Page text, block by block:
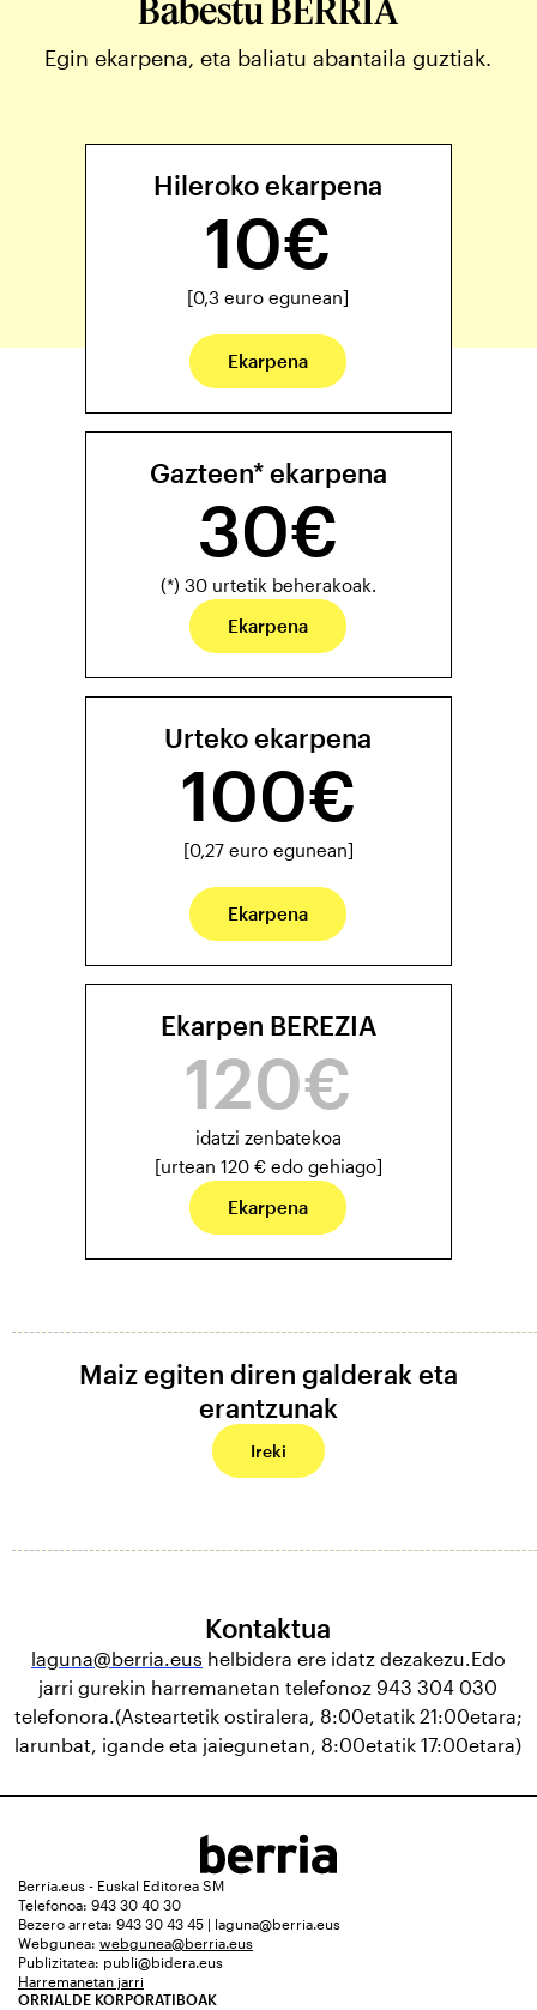
Babestu BERRIA
Egin ekarpena, eta baliatu abantaila guztiak.
Hileroko ekarpena
10€
[0,3 euro egunean]
Ekarpena
Gazteen* ekarpena
30€
(*) 30 urtetik beherakoak.
Ekarpena
Urteko ekarpena
100€
[0,27 euro egunean]
Ekarpena
Ekarpen BEREZIA
idatzi zenbatekoa
[urtean 120 € edo gehiago]
Ekarpena
Maiz egiten diren galderak eta
erantzunak
Ireki
Kontaktua
laguna@berria.eus helbidera ere idatz dezakezu.Edo
jarri gurekin harremanetan telefonoz 943 304 030
telefonora.(Asteartetik ostiralera, 8:00etatik 21:00etara;
larunbat, igande eta jaiegunetan, 8:00etatik 17:00etara)
Berria.eus - Euskal Editorea SM
Telefonoa: 943 30 40 30
Bezero arreta: 943 30 43 45 | laguna@berria.eus
Webgunea: webgunea@berria.eus
Publizitatea: publi@bidera.eus
Harremanetan jarri
ORRIALDE KORPORATIBOAK